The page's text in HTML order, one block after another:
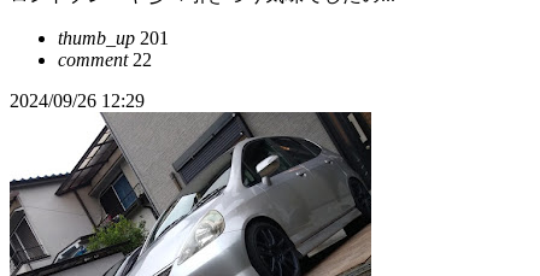
thumb_up 201
comment22
2024/09/26 12:29